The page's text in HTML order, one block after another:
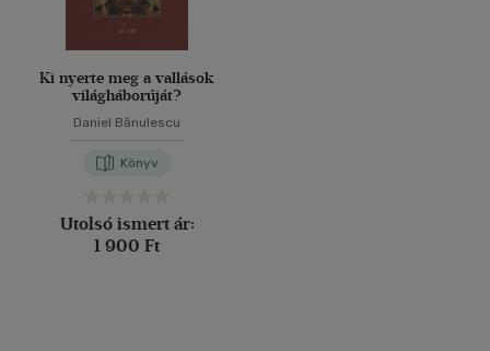
Ki nyerte meg a vallások
világháborúját?
Daniel Bănulescu
Könyv
Utolsó ismert ár:
1 900 Ft